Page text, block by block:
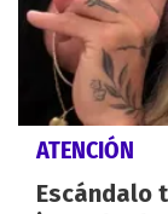
ATENCIÓN
Escándalo